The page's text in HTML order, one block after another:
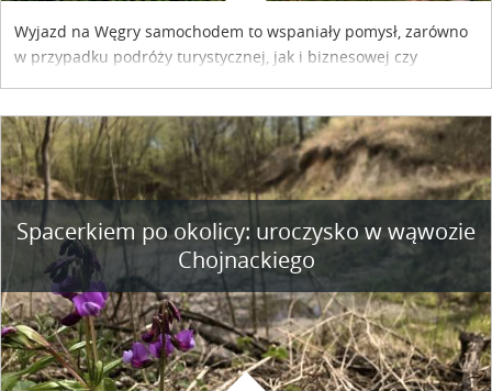
Wyjazd na Węgry samochodem to wspaniały pomysł, zarówno
w przypadku podróży turystycznej, jak i biznesowej czy
współpracy reklamowej z Hungary Vignette.
Spacerkiem po okolicy: uroczysko w wąwozie
Chojnackiego